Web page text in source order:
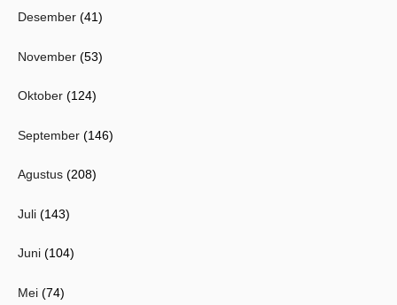
Desember (41)
November (53)
Oktober (124)
September (146)
Agustus (208)
Juli (143)
Juni (104)
Mei (74)